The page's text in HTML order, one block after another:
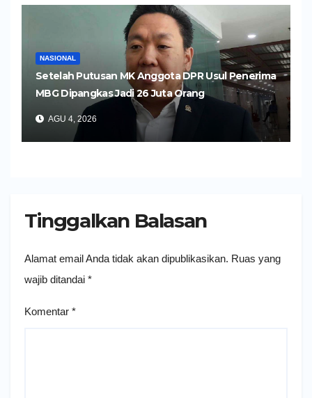
NASIONAL
Setelah Putusan MK Anggota DPR Usul Penerima
MBG Dipangkas Jadi 26 Juta Orang
AGU 4, 2026
Tinggalkan Balasan
Alamat email Anda tidak akan dipublikasikan. Ruas yang
wajib ditandai *
Komentar *